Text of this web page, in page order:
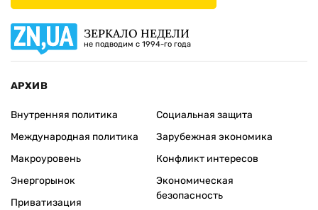
ЗЕРКАЛО НЕДЕЛИ
не подводим с 1994-го года
АРХИВ
Внутренняя политика
Международная политика
Макроуровень
Энергорынок
Приватизация
Социальная защита
Зарубежная экономика
Конфликт интересов
Экономическая
безопасность